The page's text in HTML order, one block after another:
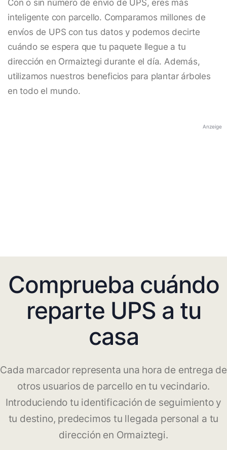
Con o sin número de envío de UPS, eres más
inteligente con parcello. Comparamos millones de
envíos de UPS con tus datos y podemos decirte
cuándo se espera que tu paquete llegue a tu
dirección en Ormaiztegi durante el día. Además,
utilizamos nuestros beneficios para plantar árboles
en todo el mundo.
Anzeige
Comprueba cuándo
reparte UPS a tu
casa
Cada marcador representa una hora de entrega de
otros usuarios de parcello en tu vecindario.
Introduciendo tu identificación de seguimiento y
tu destino, predecimos tu llegada personal a tu
dirección en Ormaiztegi.